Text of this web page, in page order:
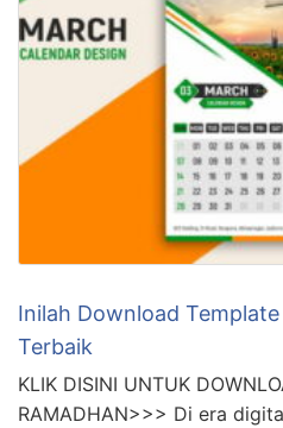
Inilah Download
Terbaik
KLIK DISINI UNTUK
RAMADHAN>>> Di era